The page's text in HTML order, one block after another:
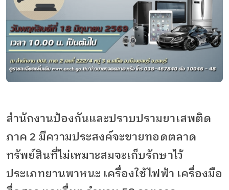
สำนักงานป้องกันและปราบปรามยาเสพติด
ภาค 2 มีความประสงค์จะขายทอดตลาด
ทรัพย์สินที่ไม่เหมาะสมจะเก็บรักษาไว้
ประเภทยานพาหนะ เครื่องใช้ไฟฟ้า เครื่องมือ